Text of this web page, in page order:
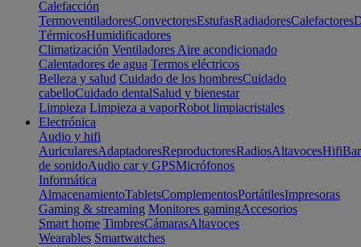
Calefacción
TermoventiladoresConvectoresEstufasRadiadoresCalefactores
TérmicosHumidificadores
Climatización Ventiladores Aire acondicionado
Calentadores de agua Termos eléctricos
Belleza y salud Cuidado de los hombresCuidado
cabelloCuidado dentalSalud y bienestar
Limpieza Limpieza a vaporRobot limpiacristales
Electrónica
Audio y hifi
AuricularesAdaptadoresReproductoresRadiosAltavocesHifi
de sonidoAudio car y GPSMicrófonos
Informática
AlmacenamientoTabletsComplementosPortátilesImpresoras
Gaming & streaming Monitores gamingAccesorios
Smart home TimbresCámarasAltavoces
Wearables Smartwatches